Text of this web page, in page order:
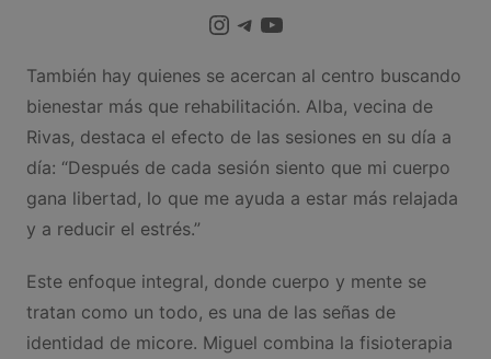
Instagram
Telegram
YouTube
También hay quienes se acercan al centro buscando
bienestar más que rehabilitación. Alba, vecina de
Rivas, destaca el efecto de las sesiones en su día a
día: “Después de cada sesión siento que mi cuerpo
gana libertad, lo que me ayuda a estar más relajada
y a reducir el estrés.”
Este enfoque integral, donde cuerpo y mente se
tratan como un todo, es una de las señas de
identidad de micore. Miguel combina la fisioterapia